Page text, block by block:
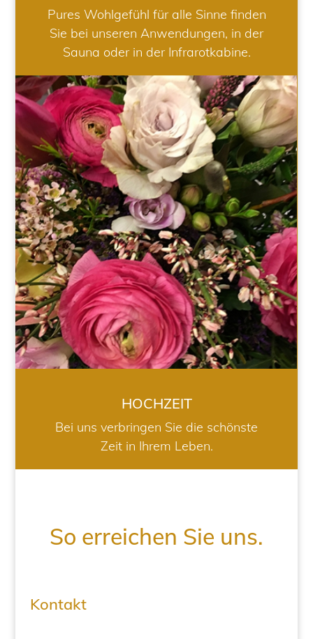
Pures Wohlgefühl für alle Sinne finden
Sie bei unseren Anwendungen, in der
Sauna oder in der Infrarotkabine.
HOCHZEIT
HOCHZEIT
Bei uns verbringen Sie die schönste
Zeit in Ihrem Leben.
So erreichen Sie uns.
Kontakt